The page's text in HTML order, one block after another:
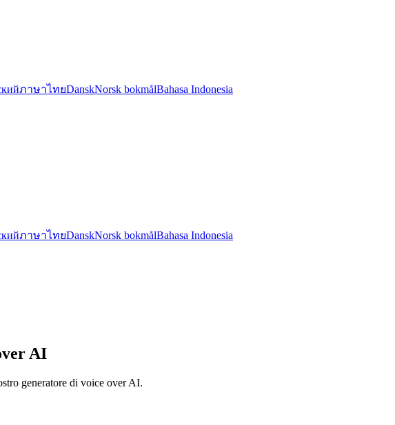
ภาษาไทยDanskNorsk bokmålBahasa Indonesia
ภาษาไทยDanskNorsk bokmålBahasa Indonesia
AI
generatore di voice over AI.